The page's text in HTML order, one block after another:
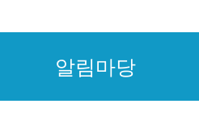
알림마당